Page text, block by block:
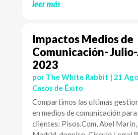
leer más
Impactos Medios de
Comunicación-
2023
por The White Rabbit | 21
Casos de Éxito
Compartimos las ultimas
en medios de comunicación
clientes: Pisos.Com, Abel